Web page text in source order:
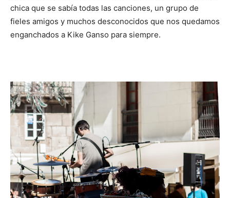
chica que se sabía todas las canciones, un grupo de
fieles amigos y muchos desconocidos que nos quedamos
enganchados a Kike Ganso para siempre.